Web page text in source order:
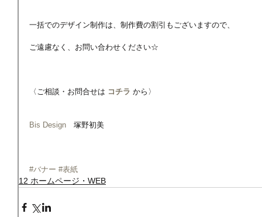
一括でのデザイン制作は、制作費の割引もございますので、
ご遠慮なく、お問い合わせください☆
〈ご相談・お問合せは コチラ から〉
Bis Design 塚野初美
#バナー #表紙
12 ホームページ・WEB